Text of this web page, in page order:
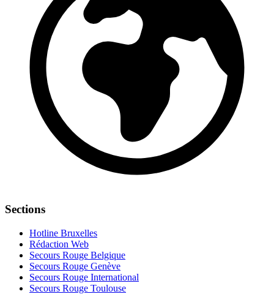
Sections
Hotline Bruxelles
Rédaction Web
Secours Rouge Belgique
Secours Rouge Genève
Secours Rouge International
Secours Rouge Toulouse